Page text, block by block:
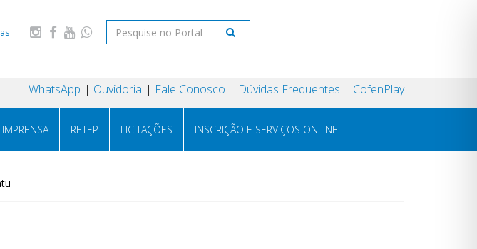
WhatsApp Ouvidoria Fale Conosco Dúvidas Frequentes CofenPlay
IMPRENSA RETEP LICITAÇÕES INSCRIÇÃO E SERVIÇOS ONLINE